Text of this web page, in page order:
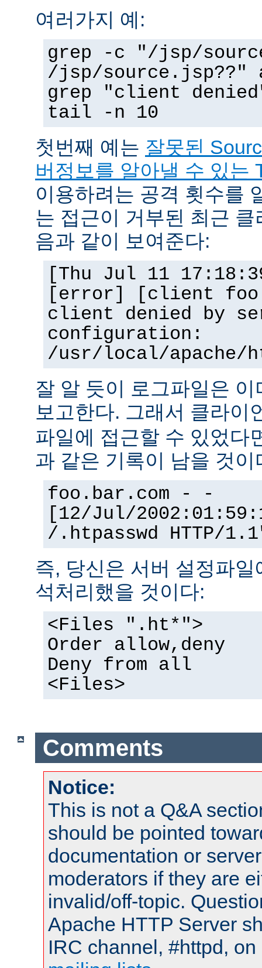
여러가지 예:
grep -c "/jsp/
/jsp/source.jsp??"
grep "client
tail -n 10
첫번째 예는 잘못된
버정보를 알아낼 수 있는
이용하려는 공격 횟수를
는 접근이 거부된 최근
음과 같이 보여준다:
[Thu Jul 11
[error] [client
client denied by
configuration:
/usr/local/apache/
잘 알 듯이 로그파일은
보고한다. 그래서 클라이
파일에 접근할 수 있었다
과 같은 기록이 남을 것이
foo.bar.com - -
[12/Jul/
/.htpasswd HTTP/
즉, 당신은 서버 설정파
석처리했을 것이다:
<Files ".ht*">
Order allow,deny
Deny from all
<Files>
Comments
Notice:
This is not a Q&A
should be pointed
documentation or
moderators if they are
invalid/off-topic.
Apache HTTP Server
IRC channel, #httpd,